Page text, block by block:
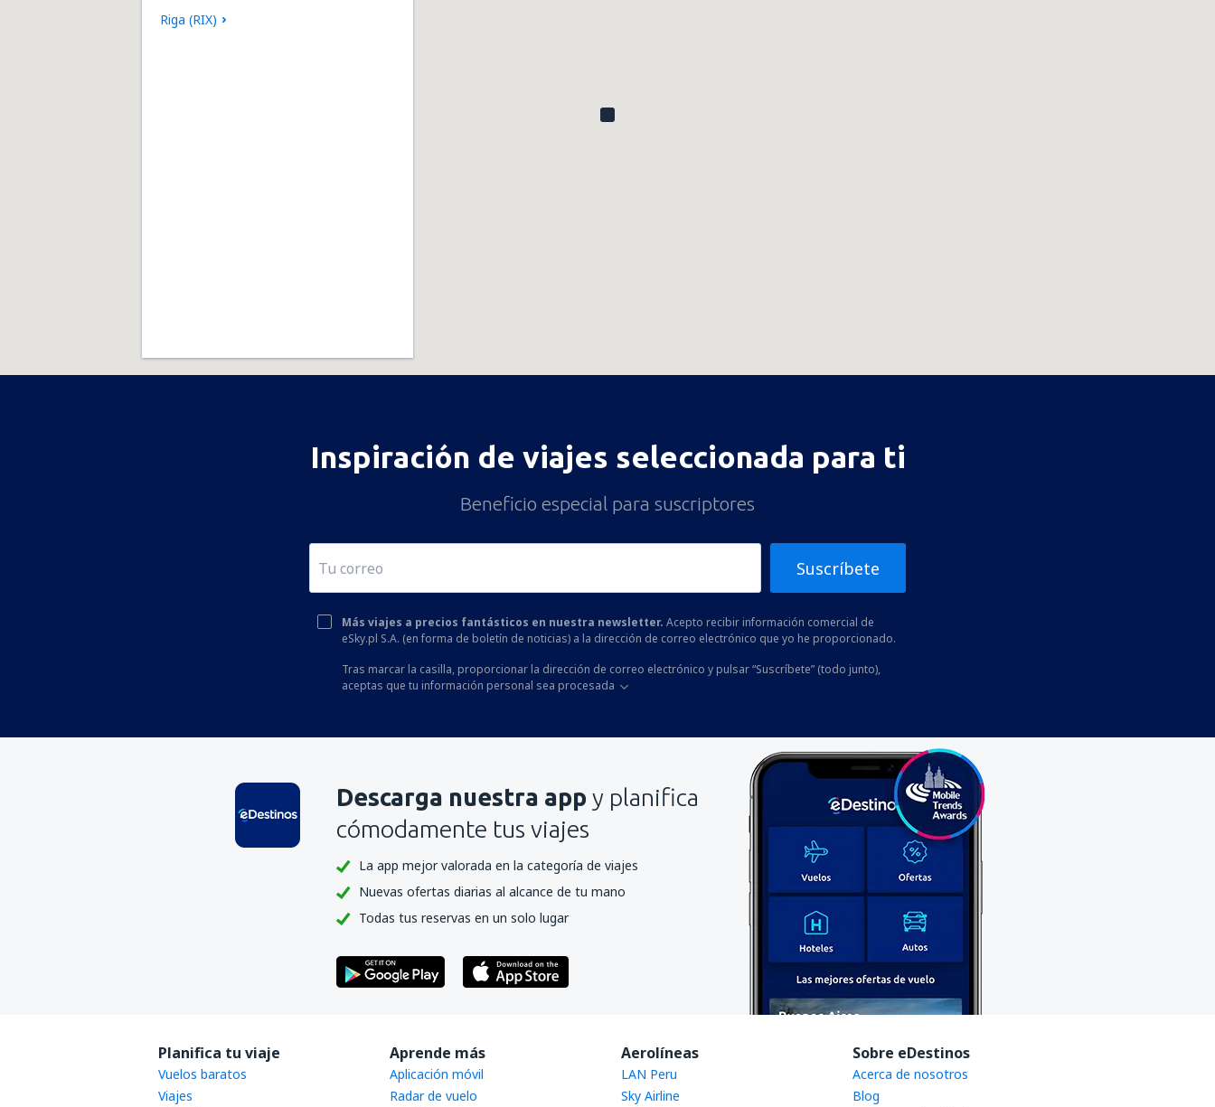
Riga (RIX)
Inspiración de viajes seleccionada para ti
Beneficio especial para suscriptores
Suscríbete
Más viajes a precios fantásticos en nuestra newsletter. Acepto recibir información comercial de
eSky.pl S.A. (en forma de boletín de noticias) a la dirección de correo electrónico que yo he proporcionado.
Tras marcar la casilla, proporcionar la dirección de correo electrónico y pulsar “Suscríbete” (todo junto),
aceptas que tu información personal sea procesada
Descarga nuestra app y planifica
cómodamente tus viajes
La app mejor valorada en la categoría de viajes
Nuevas ofertas diarias al alcance de tu mano
Todas tus reservas en un solo lugar
Planifica tu viaje
Vuelos baratos
Viajes
Aprende más
Aplicación móvil
Radar de vuelo
Aerolíneas
LAN Peru
Sky Airline
Sobre eDestinos
Acerca de nosotros
Blog